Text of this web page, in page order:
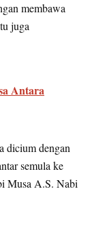
membawa
juga
Antara
dicium dengan
semula ke
Musa A.S. Nabi